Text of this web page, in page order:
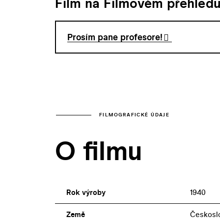
Prosím pane profesore!
FILMOGRAFICKÉ ÚDAJE
O filmu
Rok výroby 1940
Země